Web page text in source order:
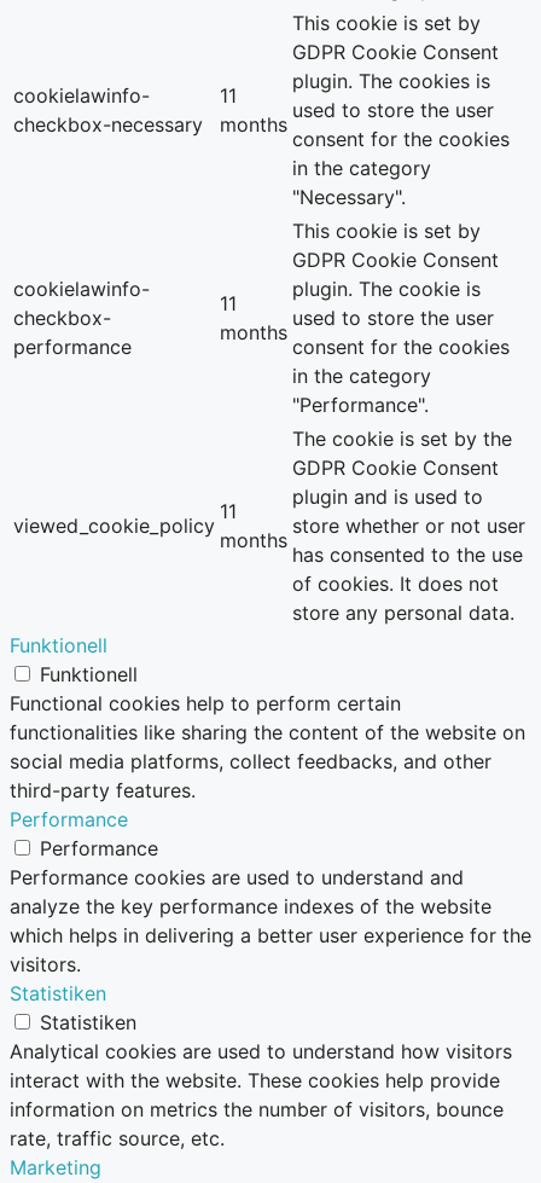
cookielawinfo-
checkbox-necessary
11
months
This cookie is set by
GDPR Cookie Consent
plugin. The cookies is
used to store the user
consent for the cookies
in the category
"Necessary".
cookielawinfo-
checkbox-
performance
11
months
This cookie is set by
GDPR Cookie Consent
plugin. The cookie is
used to store the user
consent for the cookies
in the category
"Performance".
viewed_cookie_policy
11
months
The cookie is set by the
GDPR Cookie Consent
plugin and is used to
store whether or not user
has consented to the use
of cookies. It does not
store any personal data.
Funktionell
Funktionell
Functional cookies help to perform certain
functionalities like sharing the content of the website on
social media platforms, collect feedbacks, and other
third-party features.
Performance
Performance
Performance cookies are used to understand and
analyze the key performance indexes of the website
which helps in delivering a better user experience for the
visitors.
Statistiken
Statistiken
Analytical cookies are used to understand how visitors
interact with the website. These cookies help provide
information on metrics the number of visitors, bounce
rate, traffic source, etc.
Marketing